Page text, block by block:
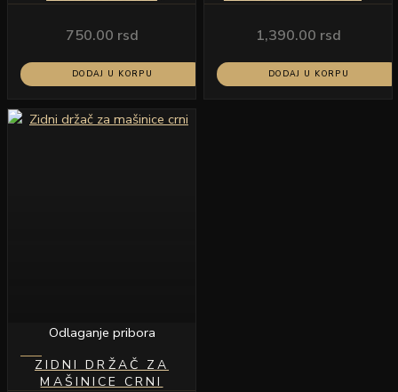
750.00 rsd
DODAJ U KORPU
1,390.00 rsd
DODAJ U KORPU
Odlaganje pribora
ZIDNI DRŽAČ ZA
MAŠINICE CRNI